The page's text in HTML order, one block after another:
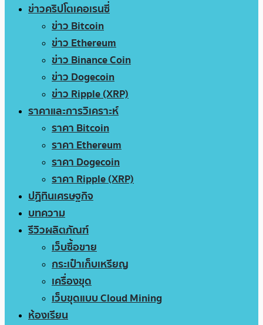
ข่าวคริปโตเคอเรนซี่
ข่าว Bitcoin
ข่าว Ethereum
ข่าว Binance Coin
ข่าว Dogecoin
ข่าว Ripple (XRP)
ราคาและการวิเคราะห์
ราคา Bitcoin
ราคา Ethereum
ราคา Dogecoin
ราคา Ripple (XRP)
ปฏิทินเศรษฐกิจ
บทความ
รีวิวผลิตภัณฑ์
เว็บซื้อขาย
กระเป๋าเก็บเหรียญ
เครื่องขุด
เว็บขุดแบบ Cloud Mining
ห้องเรียน